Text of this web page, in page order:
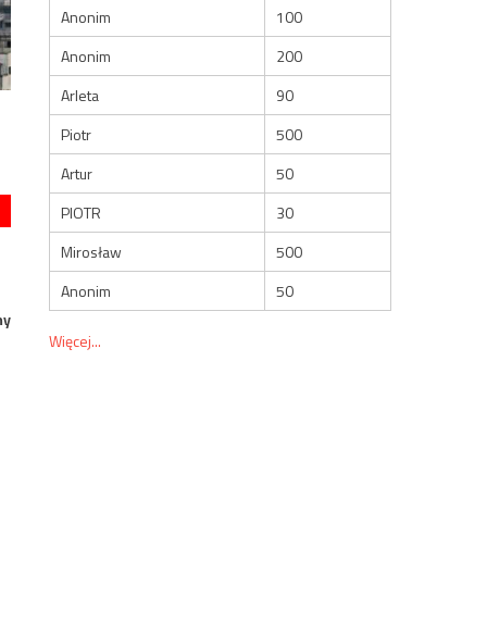
Anonim
100
Anonim
200
Arleta
90
Piotr
500
Artur
50
PIOTR
30
Mirosław
500
Anonim
50
Więcej...